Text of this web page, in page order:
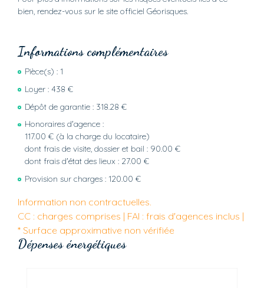
bien, rendez-vous sur le site officiel Géorisques.
Informations complémentaires
Pièce(s) : 1
Loyer : 438 €
Dépôt de garantie : 318.28 €
Honoraires d'agence :
117.00 € (à la charge du locataire)
dont frais de visite, dossier et bail : 90.00 €
dont frais d'état des lieux : 27.00 €
Provision sur charges : 120.00 €
Information non contractuelles.
CC : charges comprises | FAI : frais d'agences inclus |
* Surface approximative non vérifiée
Dépenses énergétiques